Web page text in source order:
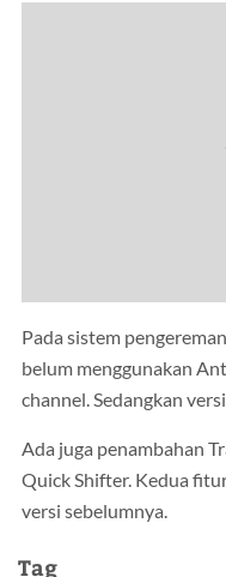
Pada sistem
belum menggunakan
channel. Sedangkan
Ada juga penambahan
Quick Shifter. Kedua
versi sebelumnya.
Tag